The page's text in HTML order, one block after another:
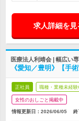
求人詳細を見
医療法人利靖会 | 幅広い
《愛知／豊明》【手
正社員 職種・業種未経験
女性のおしごと掲載中
情報更新日：2026/06/05 終